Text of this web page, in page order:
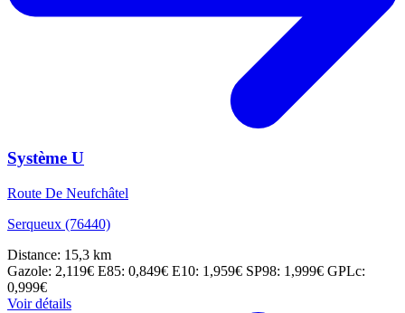
Système U
Route De Neufchâtel
Serqueux (76440)
Distance: 15,3 km
Gazole: 2,119€ E85: 0,849€ E10: 1,959€ SP98: 1,999€ GPLc:
0,999€
Voir détails